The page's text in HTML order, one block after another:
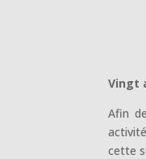
Vingt
Afin
cette